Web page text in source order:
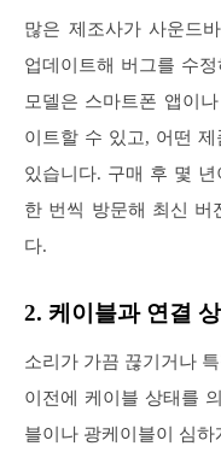
많은 제조사가 사운드
업데이트해 버그를 수
모델은 스마트폰 앱이
이트할 수 있고, 어떤
있습니다. 구매 후 몇
한 번씩 방문해 최신 버
다.
2. 케이블과 연결
소리가 가끔 끊기거나
이전에 케이블 상태를
블이나 광케이블이 심하